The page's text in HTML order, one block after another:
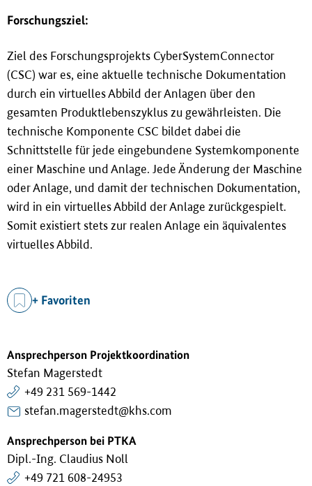
Forschungsziel:
Ziel des Forschungsprojekts CyberSystemConnector
(CSC) war es, eine aktuelle technische Dokumentation
durch ein virtuelles Abbild der Anlagen über den
gesamten Produktlebenszyklus zu gewährleisten. Die
technische Komponente CSC bildet dabei die
Schnittstelle für jede eingebundene Systemkomponente
einer Maschine und Anlage. Jede Änderung der Maschine
oder Anlage, und damit der technischen Dokumentation,
wird in ein virtuelles Abbild der Anlage zurückgespielt.
Somit existiert stets zur realen Anlage ein äquivalentes
virtuelles Abbild.
+ Favoriten
Ansprechperson Projektkoordination
Stefan Magerstedt
+49 231 569-1442
stefan.magerstedt@khs.com
Ansprechperson bei PTKA
Dipl.-Ing. Claudius Noll
+49 721 608-24953